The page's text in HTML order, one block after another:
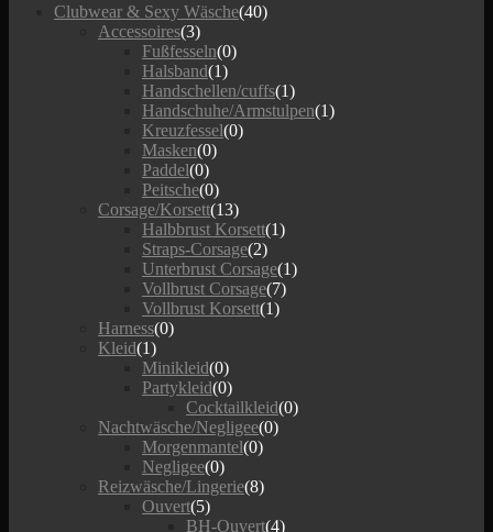
Clubwear & Sexy Wäsche(40)
Accessoires(3)
Fußfesseln(0)
Halsband(1)
Handschellen/cuffs(1)
Handschuhe/Armstulpen(1)
Kreuzfessel(0)
Masken(0)
Paddel(0)
Peitsche(0)
Corsage/Korsett(13)
Halbbrust Korsett(1)
Straps-Corsage(2)
Unterbrust Corsage(1)
Vollbrust Corsage(7)
Vollbrust Korsett(1)
Harness(0)
Kleid(1)
Minikleid(0)
Partykleid(0)
Cocktailkleid(0)
Nachtwäsche/Negligee(0)
Morgenmantel(0)
Negligee(0)
Reizwäsche/Lingerie(8)
Ouvert(5)
BH-Ouvert(4)